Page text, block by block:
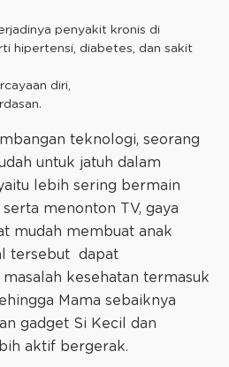
penyakit kronis di
hipertensi, diabetes, dan sakit
diri,
teknologi, seorang
untuk jatuh dalam
lebih sering bermain
menonton TV, gaya
mudah membuat anak
tersebut dapat
kesehatan termasuk
Mama sebaiknya
gadget Si Kecil dan
aktif bergerak.